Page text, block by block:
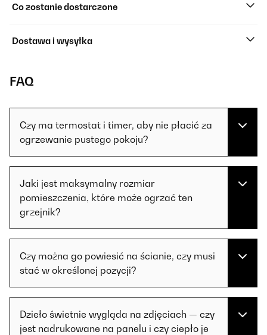
Co zostanie dostarczone
Dostawa i wysyłka
FAQ
Czy ma termostat i timer, aby nie płacić za
ogrzewanie pustego pokoju?
Jaki jest maksymalny rozmiar
pomieszczenia, które może ogrzać ten
grzejnik?
Czy można go powiesić na ścianie, czy musi
stać w określonej pozycji?
Dzieło świetnie wygląda na zdjęciach — czy
jest nadrukowane na panelu i czy ciepło je